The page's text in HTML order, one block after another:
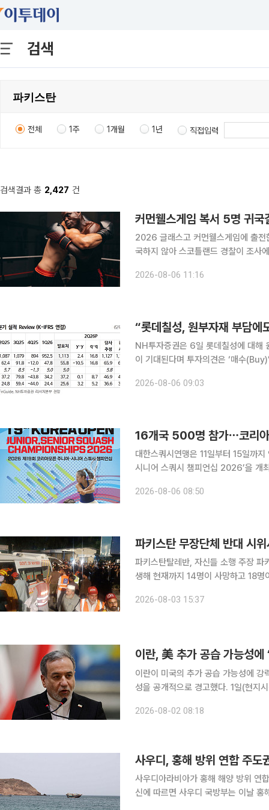
검색
전체 1주 1개월 1년 직접입력
검색결과 총 2,427 건
커먼웰스게임 복서 5명 귀
2026 글래스고 커먼웰스게임에 출전
국하지 않아 스코틀랜드 경찰이 조사에 나섰다. 로이터통신과 영국 일간 더타
“경위를 파악하기 위한 조사를 진행
2026-08-06 11:16
“롯데칠성, 원부자재 부담
NH투자증권은 6일 롯데칠성에 대해
이 기대된다며 투자의견은 ‘매수
트(PET) 등 주요 원부자재 가격 상승
2026-08-06 09:03
16개국 500명 참가⋯코리아
대한스쿼시연맹은 11일부터 15일까
시니어 스쿼시 챔피언십 2026’을 개최한다고 6일 밝혔다. 이
카, 미국 등 16개국 선수단과 관계자
2026-08-06 08:50
파키스탄 무장단체 반대 시
파키스탄탈레반, 자신들 소행 주장 파
생해 현재까지 14명이 사망하고 18명이
어지기 전 현장에선 무장단체를 반대
2026-08-03 15:37
이란, 美 추가 공습 가능성
이란이 미국의 추가 공습 가능성에
성을 공개적으로 경고했다. 1일(현지시간) 로이터통신에 따르면 아바스 아라그치 이란 외무장관은
우디아라비아 외무장관 등과 잇달아
2026-08-02 08:18
사우디, 홍해 방위 연합 주도
사우디아라비아가 홍해 해양 방위 연합에 대한 주도
신에 따르면 사우디 국방부는 이날